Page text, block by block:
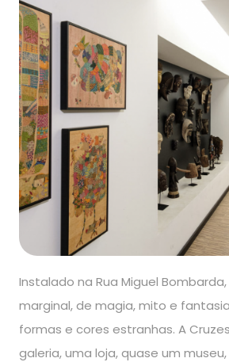
Instalado na Rua Miguel
marginal, de magia, mito e
formas e cores estranhas. A
galeria, uma loja, quase um